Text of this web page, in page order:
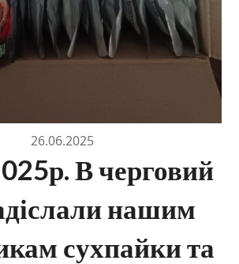
26.06.2025
В черговий
нашим
сухпайки та